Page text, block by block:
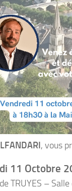
, vous
11 Octobre
TRUYES –